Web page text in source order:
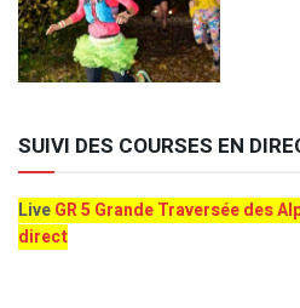
SUIVI DES COURSES EN
LiveGR 5 Grande Traversée des
direct